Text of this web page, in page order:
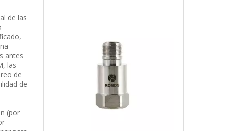
de las
antes
las
de
de
(por